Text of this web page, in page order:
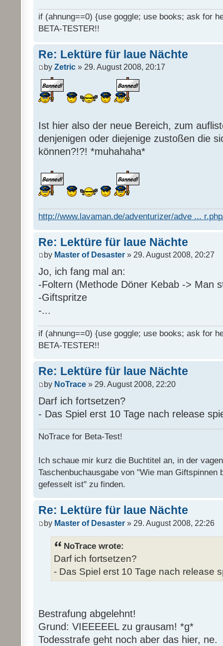
if (ahnung==0) {use goggle; use books; ask for
BETA-TESTER!!
Re: Lektüre für laue Nächte
by Zetric » 29. August 2008, 20:17
Ist hier also der neue Bereich, zum
denjenigen oder diejenige zustoßen die
können?!?! *muhahaha*
http://www.lavaman.de/adventurizer/adve ...
Re: Lektüre für laue Nächte
by Master of Desaster » 29. August 2008, 20:27
Jo, ich fang mal an:
-Foltern (Methode Döner Kebab -> Man
-Giftspritze
-...
if (ahnung==0) {use goggle; use books; ask for
BETA-TESTER!!
Re: Lektüre für laue Nächte
by NoTrace » 29. August 2008, 22:20
Darf ich fortsetzen?
- Das Spiel erst 10 Tage nach release
NoTrace for Beta-Test!
Ich schaue mir kurz die Buchtitel an, in der
Taschenbuchausgabe von "Wie man Giftspinnen
gefesselt ist" zu finden.
Re: Lektüre für laue Nächte
by Master of Desaster » 29. August 2008, 22:26
NoTrace wrote:
Darf ich fortsetzen?
- Das Spiel erst 10 Tage nach release
Bestrafung abgelehnt!
Grund: VIEEEEEL zu grausam! *g*
Todesstrafe geht noch aber das hier, ne.